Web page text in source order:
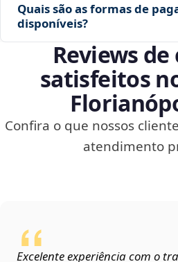
Quais são as formas de
disponíveis?
Reviews
satisfeitos
Confira o que nossos
atendimento
Excelente experiência com o